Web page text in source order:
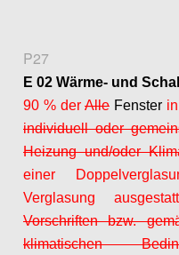
P27
E 02 Wärme- und
90 % der Alle Fenster
individuell oder
Heizung und/oder
einer
Verglasung
Vorschriften bzw.
klimatischen